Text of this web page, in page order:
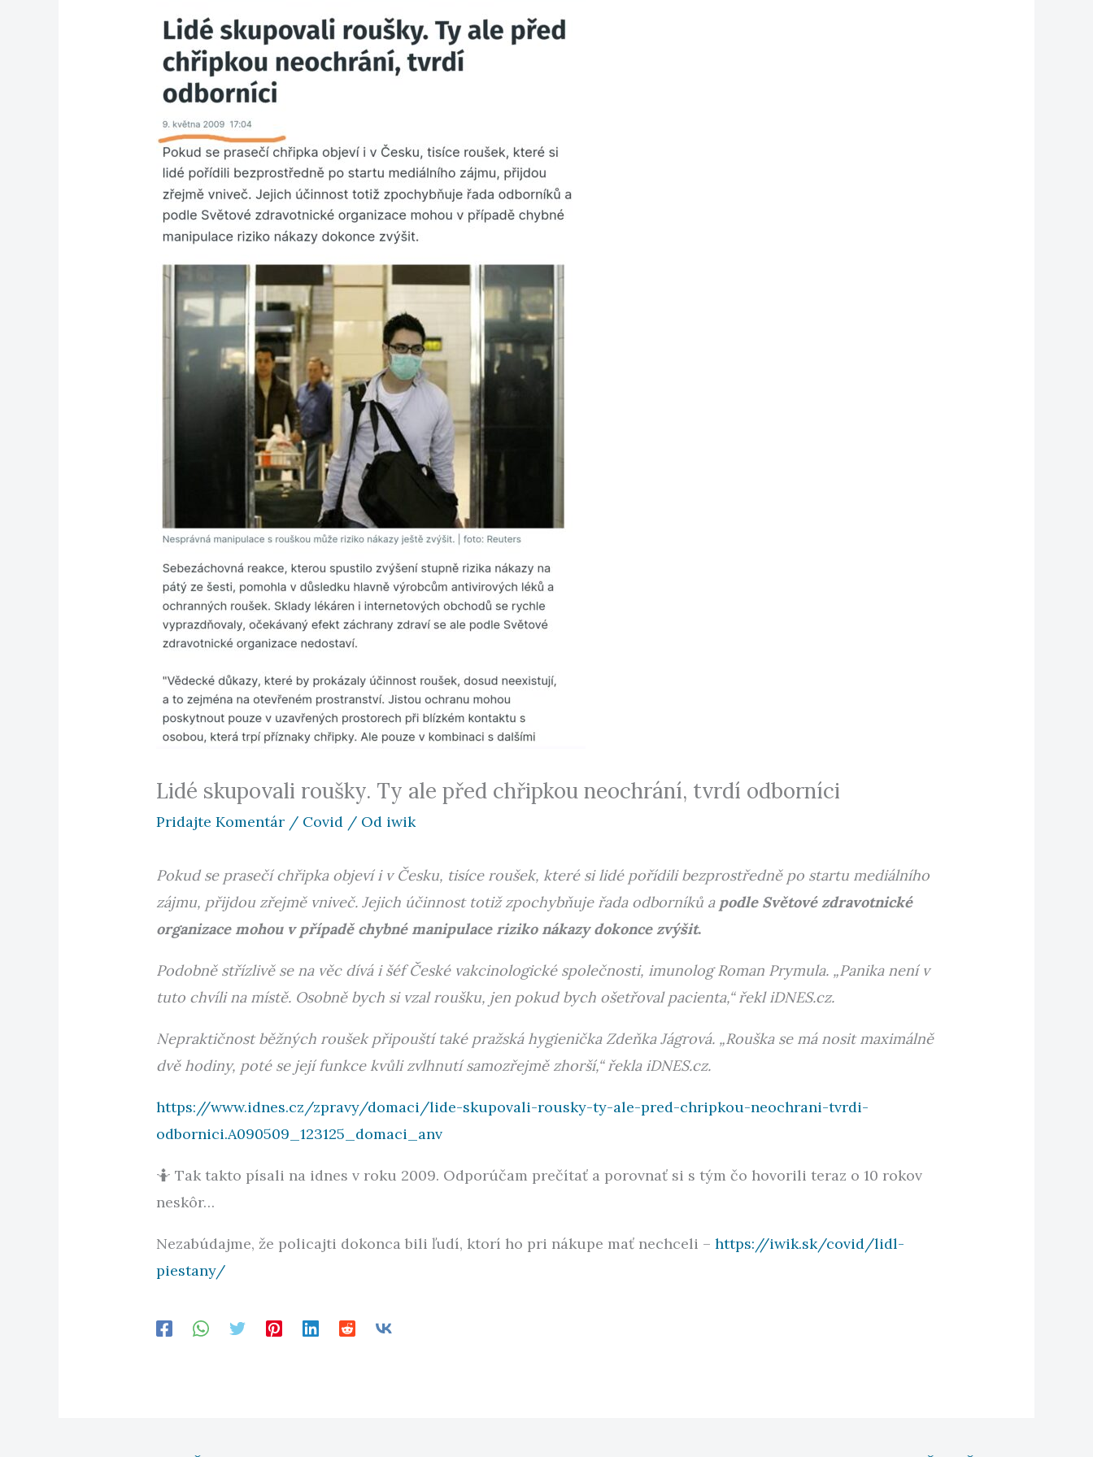
Lidé skupovali roušky. Ty ale před chřipkou neochrání, tvrdí odborníci
Pridajte Komentár / Covid / Od iwik
Pokud se prasečí chřipka objeví i v Česku, tisíce roušek, které si lidé pořídili bezprostředně po startu mediálního
zájmu, přijdou zřejmě vniveč. Jejich účinnost totiž zpochybňuje řada odborníků a podle Světové zdravotnické
organizace mohou v případě chybné manipulace riziko nákazy dokonce zvýšit.
Podobně střízlivě se na věc dívá i šéf České vakcinologické společnosti, imunolog Roman Prymula. „Panika není v
tuto chvíli na místě. Osobně bych si vzal roušku, jen pokud bych ošetřoval pacienta,“ řekl iDNES.cz.
Nepraktičnost běžných roušek připouští také pražská hygienička Zdeňka Jágrová. „Rouška se má nosit maximálně
dvě hodiny, poté se její funkce kvůli zvlhnutí samozřejmě zhorší,“ řekla iDNES.cz.
https://www.idnes.cz/zpravy/domaci/lide-skupovali-rousky-ty-ale-pred-chripkou-neochrani-tvrdi-
odbornici.A090509_123125_domaci_anv
🤷 Tak takto písali na idnes v roku 2009. Odporúčam prečítať a porovnať si s tým čo hovorili teraz o 10 rokov
neskôr…
Nezabúdajme, že policajti dokonca bili ľudí, ktorí ho pri nákupe mať nechceli –https://iwik.sk/covid/lidl-
piestany/